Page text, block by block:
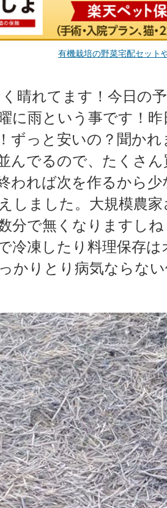
有機栽培の野菜宅配セット
晴れてます！今日の
に雨という事です！昨
ずっと安いの？聞かれ
んでるので、たくさん
われば次を作るから
しました。大規模農家
分で無くなりますしね
冷凍したり料理保存
かりとり病気ならな